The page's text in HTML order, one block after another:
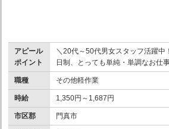
アピール
ポイント
＼20代～50代男女スタッフ活躍中
日制、とっても単純・単調なお仕事
職種 その他軽作業
時給 1,350円～1,687円
市区郡 門真市